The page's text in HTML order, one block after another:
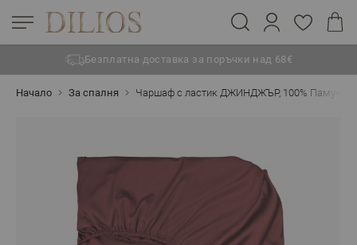
Безплатна доставка за поръчки над 68€
Начало За спалня Чаршаф с ластик ДЖИНДЖЪР, 100% Памучен